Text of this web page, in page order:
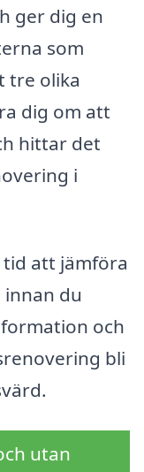
ger dig en
som
tre olika
dig om att
hittar det
i
att jämföra
du
och
bli
utan